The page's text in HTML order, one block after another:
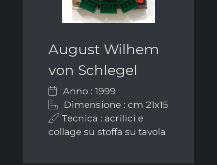
August Wilhem
von Schlegel
Anno : 1999
Dimensione : cm 21x15
Tecnica : acrilici e
collage su stoffa su tavola